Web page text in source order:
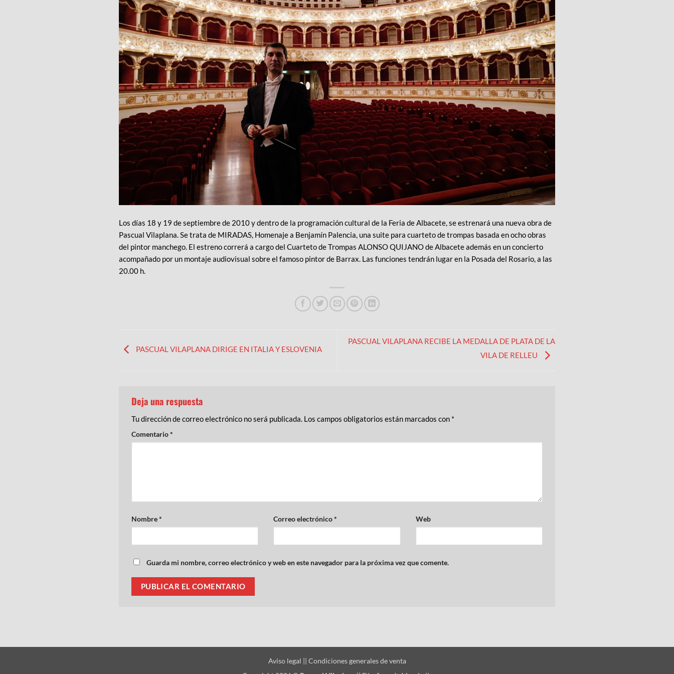
Los días 18 y 19 de septiembre de 2010 y dentro de la programación cultural de la Feria de Albacete, se estrenará una nueva obra de
Pascual Vilaplana. Se trata de MIRADAS, Homenaje a Benjamín Palencia, una suite para cuarteto de trompas basada en ocho obras
del pintor manchego. El estreno correrá a cargo del Cuarteto de Trompas ALONSO QUIJANO de Albacete además en un concierto
acompañado por un montaje audiovisual sobre el famoso pintor de Barrax. Las funciones tendrán lugar en la Posada del Rosario, a las
20.00 h.
PASCUAL VILAPLANA DIRIGE EN ITALIA Y ESLOVENIA
PASCUAL VILAPLANA RECIBE LA MEDALLA DE PLATA DE LA
VILA DE RELLEU
Deja una respuesta
Tu dirección de correo electrónico no será publicada. Los campos obligatorios están marcados con *
Comentario*
Nombre* Correo electrónico* Web
Guarda mi nombre, correo electrónico y web en este navegador para la próxima vez que comente.
Aviso legal
Condiciones generales de venta